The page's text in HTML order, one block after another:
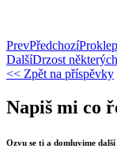
PrevPředchozí
DalšíDrzost
<< Zpět na příspěvky
Napiš mi co
Ozvu se ti a domluvime